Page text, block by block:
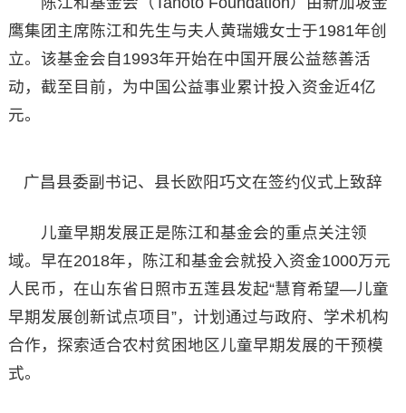
鹰集团主席陈江和先生与夫人黄瑞娥女士于1981年创
立。该基金会自1993年开始在中国开展公益慈善活
动，截至目前，为中国公益事业累计投入资金近4亿
元。
广昌县委副书记、县长欧阳巧文在签约仪式上致辞
儿童早期发展正是陈江和基金会的重点关注领
域。早在2018年，陈江和基金会就投入资金1000万元
人民币，在山东省日照市五莲县发起“慧育希望—儿童
早期发展创新试点项目”，计划通过与政府、学术机构
合作，探索适合农村贫困地区儿童早期发展的干预模
式。